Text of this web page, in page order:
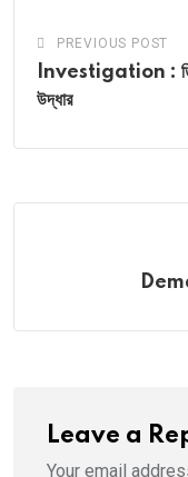
PREVIOUS POST
Investigation : তিস্তা
উদ্ধার
Leave a
Your email